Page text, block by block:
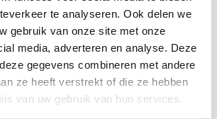
te analyseren. Ook delen we
gebruik van onze site met onze
media, adverteren en analyse. Deze
gegevens combineren met andere
ze heeft verstrekt of die ze hebben
van uw gebruik van hun services.